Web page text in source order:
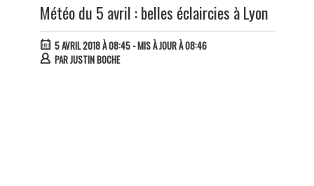
Météo du 5 avril : belles éclaircies à Lyon
5 AVRIL 2018 À 08:45- MIS À JOUR À 08:46
PARJUSTIN BOCHE